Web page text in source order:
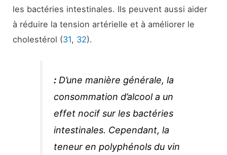
les bactéries intestinales. Ils peuvent aussi aider
à réduire la tension artérielle et à améliorer le
cholestérol (31, 32).
: D’une manière générale, la
consommation d’alcool a un
effet nocif sur les bactéries
intestinales. Cependant, la
teneur en polyphénols du vin